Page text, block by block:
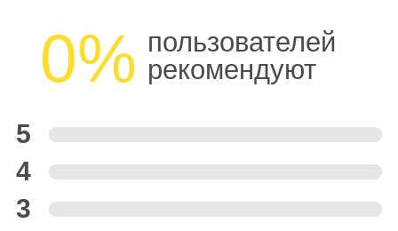
0% пользователей
рекомендуют
5
4
3